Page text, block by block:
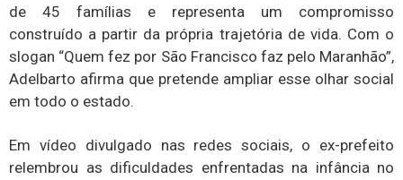
de 45 famílias e representa um compromisso
construído a partir da própria trajetória de vida. Com o
slogan “Quem fez por São Francisco faz pelo Maranhão”,
Adelbarto afirma que pretende ampliar esse olhar social
em todo o estado.
Em vídeo divulgado nas redes sociais, o ex-prefeito
relembrou as dificuldades enfrentadas na infância no